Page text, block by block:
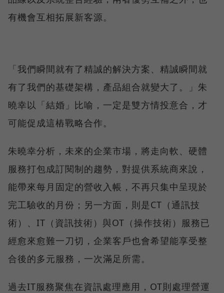
有機會互相拓展新客源。
「我們瞬間就有了精誠的解決方案、精誠瞬間就
有了我們的基礎架構，產品組合就變大了。」朱
曉幸以「結婚」比喻，一定是雙方情投意合，才
可能促成這樁戰略合作。
朱曉幸分析，未來的企業市場，將走向軟、硬體
服務打包成訂閱制的趨勢，對提供系統商來說，
能帶來每月固定的營收入帳，不再只集中呈現於
完工驗收的月份；另一方面，則是CT（通訊技
術）、IT（資訊技術）與OT（操作技術）服務已
經愈來愈難一刀切，企業客戶也會希望能享受整
合後的多元服務，一次滿足所需。
過去IT服務聚焦在資訊處理應用，OT則處理營運